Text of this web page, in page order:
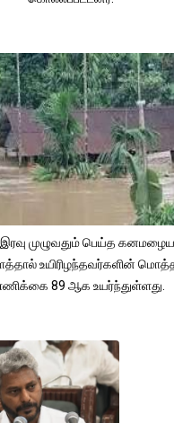
முழுவதும் பெய்த
உயிரிழந்தவர்களின்
89 ஆக உயர்ந்துள்ளது.